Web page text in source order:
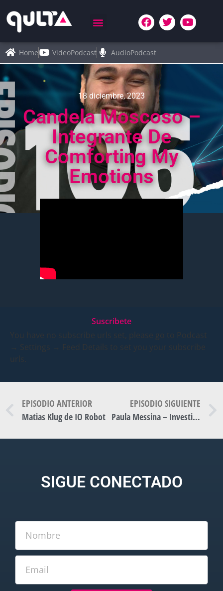
Home VideoPodcast AudioPodcast
18 diciembre, 2023
Candela Moscoso –
Integrante De
Comforting My
Emotions
Suscribete
You have no subscribe urls set, please go to Podcast
→ Settings → Feed Details to set you your subscribe
urls.
EPISODIO ANTERIOR
Matias Klug de IO Robot
EPISODIO SIGUIENTE
Paula Messina – Investigadora del CONICET en el Instituto de Química del Sur
SIGUE CONECTADO